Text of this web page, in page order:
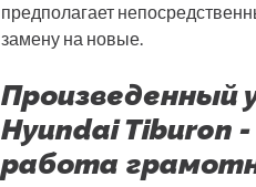
предполагает
замену на новые.
Произведенный
Hyundai Tiburon
работа